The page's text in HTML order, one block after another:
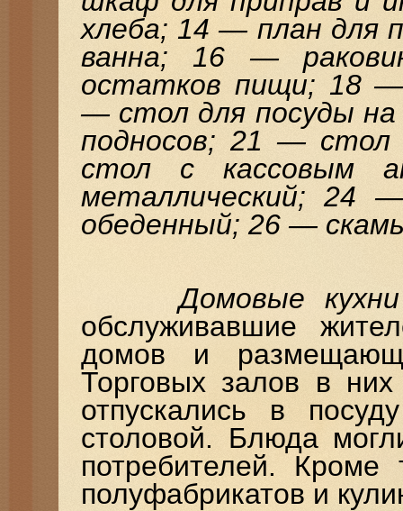
хлеба; 14 — план для
ванна; 16 —
остатков пищи; 18 —
— стол для посуды
подносов; 21 —
стол с кассовым
металлический; 24
обеденный; 26 —
Домовые кухни
обслуживавшие
домов и
Торговых залов в
отпускались в
столовой. Блюда
потребителей. Кроме
полуфабрикатов и